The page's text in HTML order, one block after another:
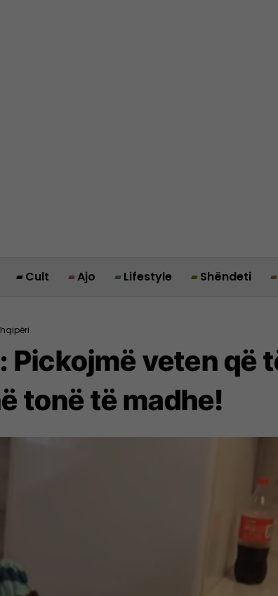
Cult Ajo Lifestyle Shëndeti
Pickojmë veten që
tonë të madhe!